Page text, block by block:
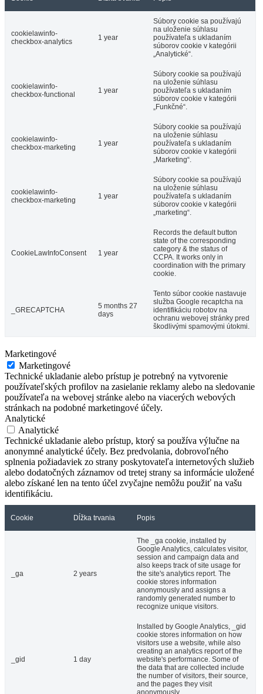
cookielawinfo-
checkbox-analytics
1 year
Súbory cookie sa používajú
na uloženie súhlasu
používateľa s ukladaním
súborov cookie v kategórii
„Analytické“.
cookielawinfo-
checkbox-functional
1 year
Súbory cookie sa používajú
na uloženie súhlasu
používateľa s ukladaním
súborov cookie v kategórii
„Funkčné“.
cookielawinfo-
checkbox-marketing
1 year
Súbory cookie sa používajú
na uloženie súhlasu
používateľa s ukladaním
súborov cookie v kategórii
„Marketing“.
cookielawinfo-
checkbox-marketing
1 year
Súbory cookie sa používajú
na uloženie súhlasu
používateľa s ukladaním
súborov cookie v kategórii
„marketing“.
CookieLawInfoConsent 1 year
Records the default button
state of the corresponding
category & the status of
CCPA. It works only in
coordination with the primary
cookie.
_GRECAPTCHA
5 months 27
days
Tento súbor cookie nastavuje
služba Google recaptcha na
identifikáciu robotov na
ochranu webovej stránky pred
škodlivými spamovými útokmi.
Marketingové
Marketingové
Technické ukladanie alebo prístup je potrebný na vytvorenie
používateľských profilov na zasielanie reklamy alebo na sledovanie
používateľa na webovej stránke alebo na viacerých webových
stránkach na podobné marketingové účely.
Analytické
Analytické
Technické ukladanie alebo prístup, ktorý sa používa výlučne na
anonymné analytické účely. Bez predvolania, dobrovoľného
splnenia požiadaviek zo strany poskytovateľa internetových služieb
alebo dodatočných záznamov od tretej strany sa informácie uložené
alebo získané len na tento účel zvyčajne nemôžu použiť na vašu
identifikáciu.
Cookie Dĺžka trvania Popis
_ga 2 years
The _ga cookie, installed by
Google Analytics, calculates visitor,
session and campaign data and
also keeps track of site usage for
the site's analytics report. The
cookie stores information
anonymously and assigns a
randomly generated number to
recognize unique visitors.
_gid 1 day
Installed by Google Analytics, _gid
cookie stores information on how
visitors use a website, while also
creating an analytics report of the
website's performance. Some of
the data that are collected include
the number of visitors, their source,
and the pages they visit